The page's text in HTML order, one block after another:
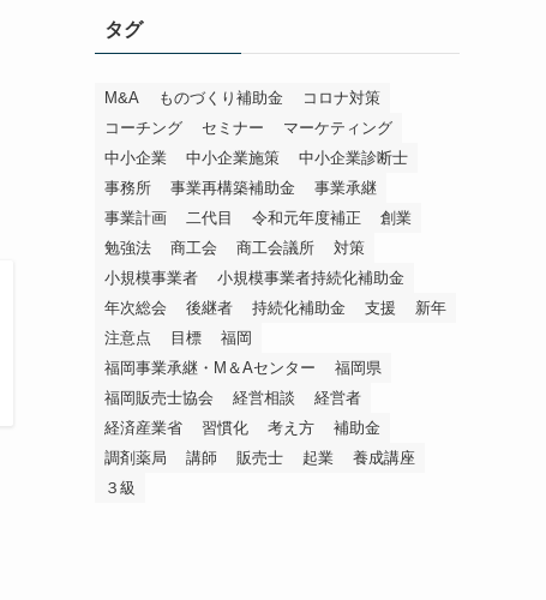
タグ
M&A ものづくり補助金
コロナ対策
コーチング
セミナー
マーケティング
中小企業
中小企業施策
中小企業診断士
事務所
事業再構築補助金
事業承継
事業計画
二代目 令和元年度補正
創業
勉強法
商工会 商工会議所
対策
小規模事業者
小規模事業者持続化補助金
年次総会
後継者 持続化補助金 支援
新年
注意点
目標
福岡
福岡事業承継・M＆Aセンター
福岡県
福岡販売士協会
経営相談
経営者
経済産業省
習慣化 考え方
補助金
調剤薬局
講師 販売士 起業
養成講座
３級